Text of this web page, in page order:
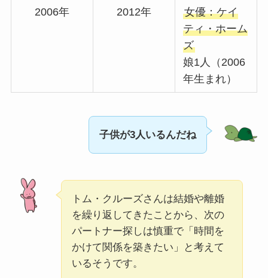
2006年 2012年
女優：ケイ
ティ・ホーム
ズ
娘1人（2006
年生まれ）
子供が3人いるんだね
トム・クルーズさんは結婚や離婚
を繰り返してきたことから、次の
パートナー探しは慎重で「時間を
かけて関係を築きたい」と考えて
いるそうです。